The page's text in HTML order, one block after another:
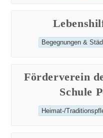
Beitrags-
Begegnungen &
Förderverein
Schule
Beitrags-
Heimat-/